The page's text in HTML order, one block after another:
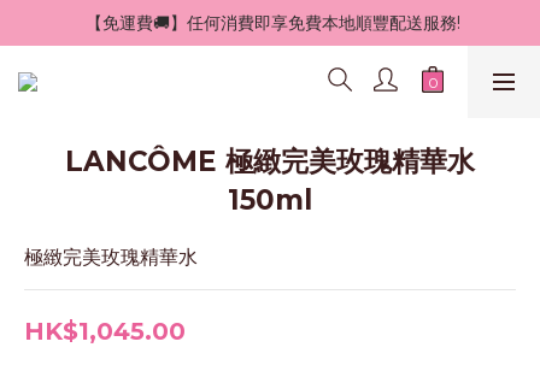
【免運費🚚】任何消費即享免費本地順豐配送服務!
LANCÔME 極緻完美玫瑰精華水
150ml
極緻完美玫瑰精華水
HK$1,045.00